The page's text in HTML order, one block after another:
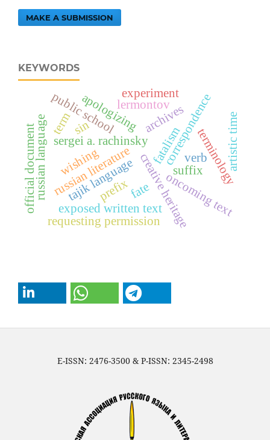
MAKE A SUBMISSION
KEYWORDS
russian literature
sergei a. rachinsky
public school correspondence
creative heritage
archives
exposed written textoncoming text
tajik language
russian language terminology
term
suffix
prefix
requesting permission
wishing
apologizinglermontov
fatalism
experiment
fate
sin
official document artistic time
verb
E-ISSN: 2476-3500 & P-ISSN: 2345-2498